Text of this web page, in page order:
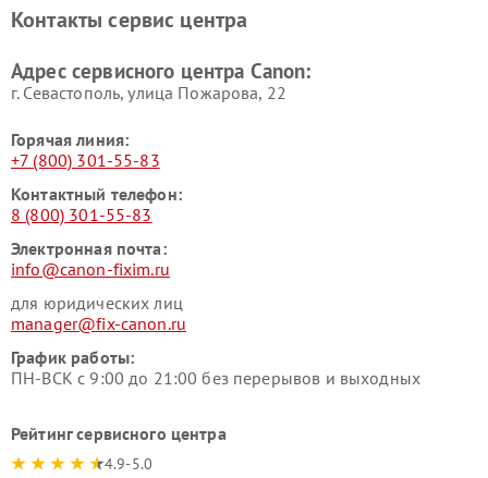
Контакты сервис центра
Адрес сервисного центра Canon:
г. Севастополь, улица Пожарова, 22
Горячая линия:
+7 (800) 301-55-83
Контактный телефон:
8 (800) 301-55-83
Электронная почта:
info@canon-fixim.ru
для юридических лиц
manager@fix-canon.ru
График работы:
ПН-ВСК с 9:00 до 21:00 без перерывов и выходных
Рейтинг сервисного центра
4.9-5.0